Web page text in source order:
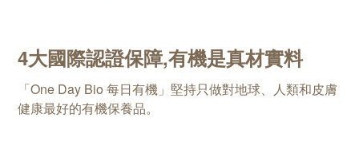
4大國際認證保障,有機是真材實料
「One Day Bio 每日有機」堅持只做對地球、人類和皮膚
健康最好的有機保養品。